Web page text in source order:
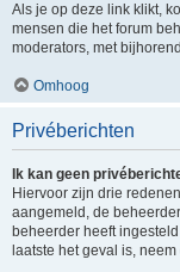
Als je op deze link klikt,
mensen die het forum
moderators, met
Omhoog
Privéberichten
Ik kan geen
Hiervoor zijn drie
aangemeld, de
beheerder heeft
laatste het geval is,